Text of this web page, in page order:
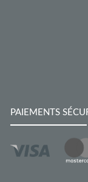
PAIEMENTS